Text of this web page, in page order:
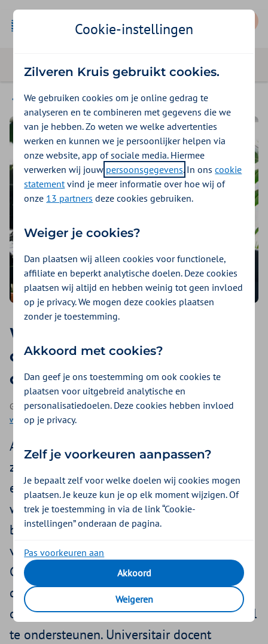
Werkstress en burn-out
Wat te doen bij
overspannenheid of een burn-
out? 10 tips van een expert
Geplaatst op 9 september 2025 | Een artikel als onderdeel van
werkstress en burn-out
Als je overspannen bent of in een burn-out
zit, voelt alles te veel. Je bent moe, snel
emotioneel en je hoofd zit vol. Misschien
weet je niet waar je moet beginnen om je
beter te voelen. Dat is logisch: herstellen
van overspanning kost tijd, rust en geduld.
Gelukkig zijn er dingen die je zelf kunt
doen. In dit artikel lees je wat te doen bij
overspannenheid met tien tips om je herstel
te ondersteunen. Universitair docent
Cookie-instellingen
Zilveren Kruis gebruikt cookies.
We gebruiken cookies om je online gedrag te
analyseren en te combineren met gegevens die we
van je hebben. Zo weten we welke advertenties
werken en kunnen we je persoonlijker helpen via
onze website, app of sociale media. Hiermee
verwerken wij jouw persoonsgegevens. In onscookie
statementvind je meer informatie over hoe wij of
onze 13 partners deze cookies gebruiken.
Weiger je cookies?
Dan plaatsen wij alleen cookies voor functionele,
affiliate en beperkt analytische doelen. Deze cookies
plaatsen wij altijd en hebben weinig tot geen invloed
op je privacy. We mogen deze cookies plaatsen
zonder je toestemming.
Akkoord met cookies?
Dan geef je ons toestemming om ook cookies te
plaatsen voor uitgebreid analytische en
personalisatiedoelen. Deze cookies hebben invloed
op je privacy.
Zelf je voorkeuren aanpassen?
Je bepaalt zelf voor welke doelen wij cookies mogen
plaatsen. Je keuze kun je op elk moment wijzigen. Of
trek je toestemming in via de link “Cookie-
instellingen” onderaan de pagina.
Pas voorkeuren aan
Akkoord
Weigeren